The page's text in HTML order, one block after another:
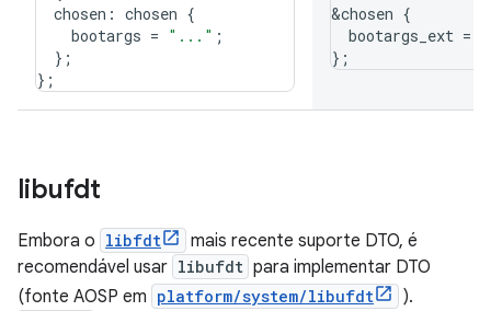
chosen : chosen {
bootargs = "..." ;
};
};
&chosen {
bootargs_ext =
};
libufdt
Embora o libfdt
mais recente suporte DTO, é
recomendável usar libufdt para implementar DTO
(fonte AOSP em platform/system/libufdt ).